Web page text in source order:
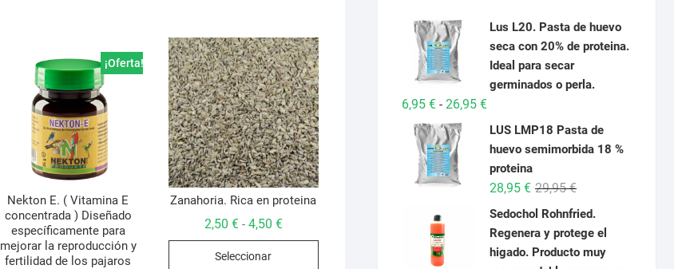
¡Oferta!
Nekton E. ( Vitamina E
concentrada ) Diseñado
específicamente para
mejorar la reproducción y
fertilidad de los pajaros
Zanahoria. Rica en proteina
2,50 € - 4,50 €Rango
Seleccionar
Este
Lus L20. Pasta de huevo
seca con 20% de proteina.
Ideal para secar
germinados o perla.
6,95 € - 26,95 €Rango
de
precios:
desde
6,95 €
hasta
26,95 €
LUS LMP18 Pasta de
huevo semimorbida 18 %
proteina
29,95€El
precio
original
era:
29,95 €.
28,95 €
El
precio
actual
es:
28,95 €.
Sedochol Rohnfried.
Regenera y protege el
higado. Producto muy